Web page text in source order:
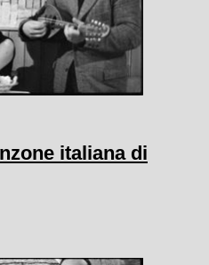
italiana di